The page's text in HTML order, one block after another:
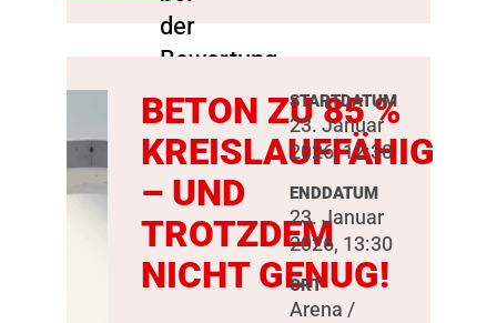
BETON ZU 85 %
KREISLAUFFÄHIG
– UND
TROTZDEM
NICHT GENUG!
STARTDATUM
23. Januar
2026, 12:30
ENDDATUM
23. Januar
2026, 13:30
ORT
Arena /